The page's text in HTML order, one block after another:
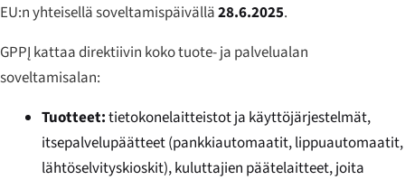
EU:n yhteisellä soveltamispäivällä28.6.2025.
GPPĮ kattaa direktiivin koko tuote- ja palvelualan
soveltamisalan:
Tuotteet:tietokonelaitteistot ja käyttöjärjestelmät,
itsepalvelupäätteet (pankkiautomaatit, lippuautomaatit,
lähtöselvityskioskit), kuluttajien päätelaitteet, joita